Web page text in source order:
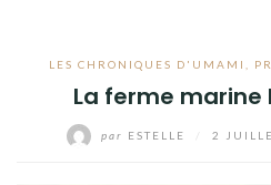
LES CHRONIQUES D'UMAMI
La ferme marine
par ESTELLE 2